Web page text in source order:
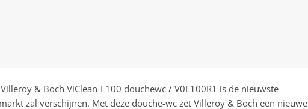
& Boch ViClean-I 100 douchewc / V0E100R1 is de nieuwste
zal verschijnen. Met deze douche-wc zet Villeroy & Boch een nieuwe